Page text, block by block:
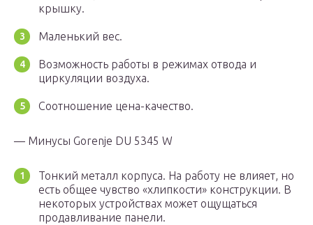
крышку.
Маленький вес.
Возможность работы в режимах отвода и
циркуляции воздуха.
Соотношение цена-качество.
— Минусы Gorenje DU 5345 W
Тонкий металл корпуса. На работу не влияет, но
есть общее чувство «хлипкости» конструкции. В
некоторых устройствах может ощущаться
продавливание панели.